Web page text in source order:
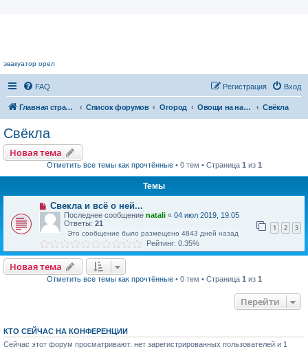
эвакуатор орел
FAQ Вход
Регистрация
Главная страница Список форумов Огород Овощи на наших грядках Свёкла
Свёкла
Новая тема
Отметить все темы как прочтённые• 0 тем • Страница 1 из 1
Темы
Свекла и всё о ней...
Последнее сообщение natali « 04 июл 2019, 19:05
Ответы: 21 1 2 3
Это сообщение было размещено 4843 дней назад
Рейтинг: 0.35%
Новая тема
Отметить все темы как прочтённые• 0 тем • Страница 1 из 1
Перейти
КТО СЕЙЧАС НА КОНФЕРЕНЦИИ
Сейчас этот форум просматривают: нет зарегистрированных пользователей и 1